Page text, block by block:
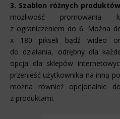
3. Szablon różnych produktów
możliwość promowania
z ograniczeniem do 6. Można
x 180 pikseli bądź wideo
do działania, odrębny dla
opcja dla sklepów
przenieść użytkownika na inną
można również opcjonalnie
z produktami.